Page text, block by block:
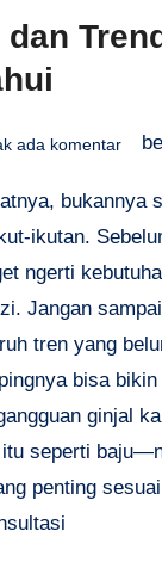
ada komentar
bukannya
ikutan.
ngerti
Jangan
tren yang
bisa
ginjal
seperti
penting